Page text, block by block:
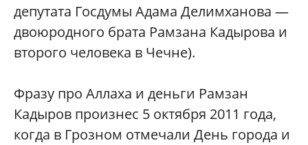
депутата Госдумы Адама Делимханова —
двоюродного брата Рамзана Кадырова и
второго человека в Чечне).
Фразу про Аллаха и деньги Рамзан
Кадыров произнес 5 октября 2011 года,
когда в Грозном отмечали День города и